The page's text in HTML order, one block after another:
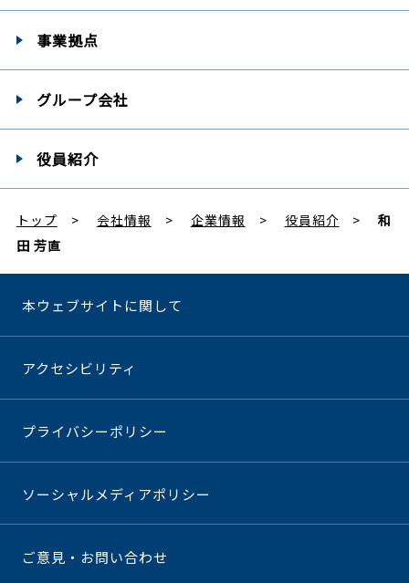
事業拠点
グループ会社
役員紹介
トップ 会社情報 企業情報 役員紹介
和
田 芳直
本ウェブサイトに関して
アクセシビリティ
プライバシーポリシー
ソーシャルメディアポリシー
ご意見・お問い合わせ